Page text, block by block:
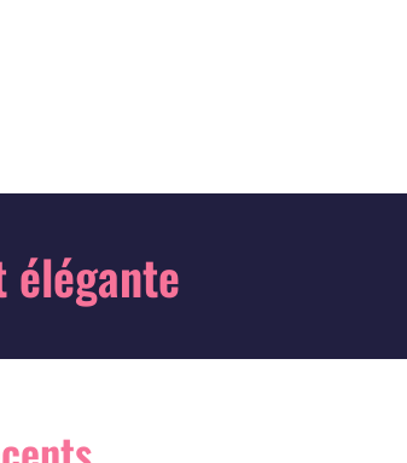
élégante